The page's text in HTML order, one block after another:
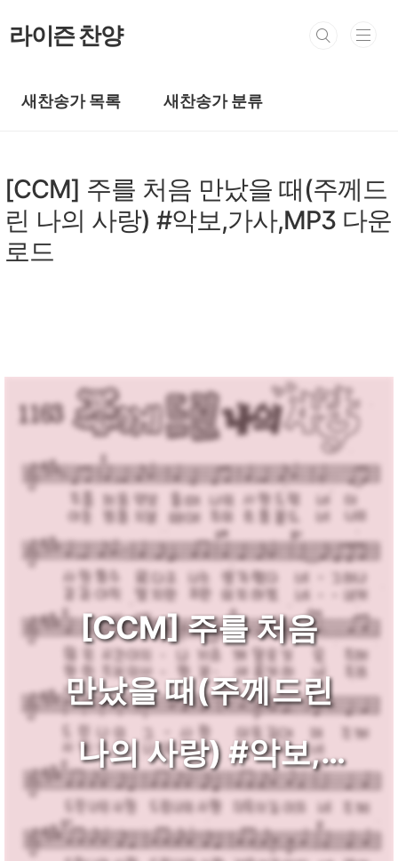
라이즌 찬양
새찬송가 목록 새찬송가 분류
[CCM] 주를 처음 만났을 때(주께드
린 나의 사랑) #악보,가사,MP3 다운
로드
[CCM] 주를 처음
만났을 때(주께드린
나의 사랑) #악보,
가사,MP3 다운로드